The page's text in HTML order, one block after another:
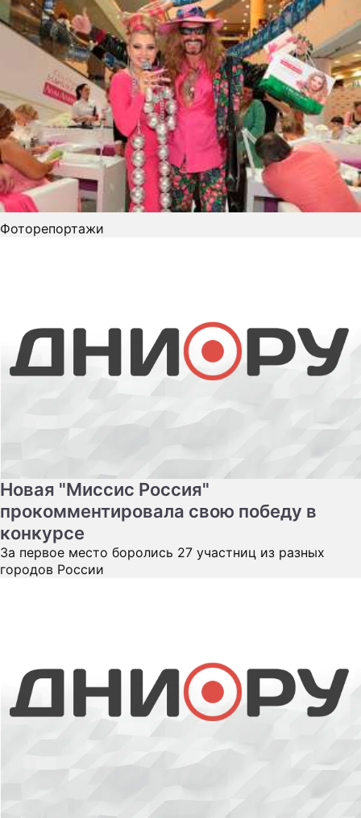
Фоторепортажи
Новая "Миссис Россия"
прокомментировала свою победу в
конкурсе
За первое место боролись 27 участниц из разных
городов России